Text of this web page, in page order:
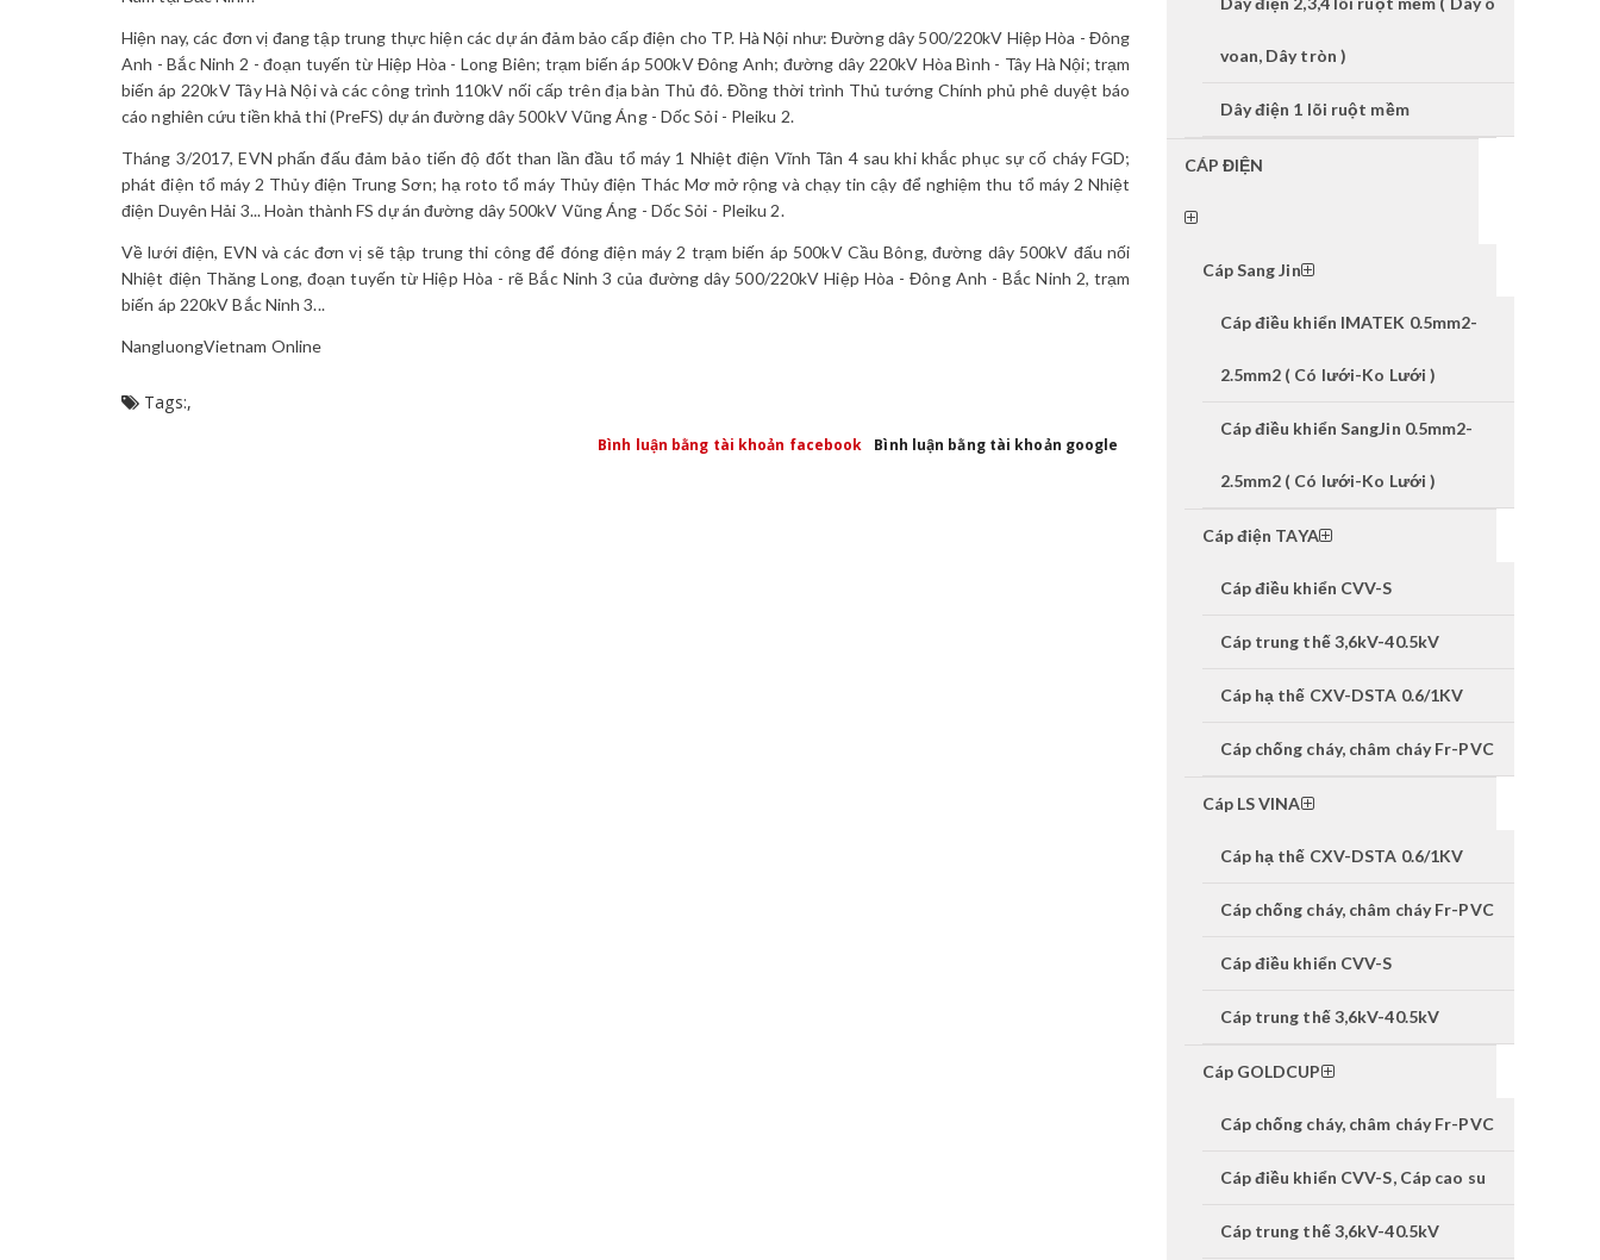
Hiện nay, các đơn vị đang tập trung thực hiện các dự án đảm bảo cấp điện cho TP. Hà Nội như: Đường dây 500/220kV Hiệp Hòa - Đông
Anh - Bắc Ninh 2 - đoạn tuyến từ Hiệp Hòa - Long Biên; trạm biến áp 500kV Đông Anh; đường dây 220kV Hòa Bình - Tây Hà Nội; trạm
biến áp 220kV Tây Hà Nội và các công trình 110kV nối cấp trên địa bàn Thủ đô. Đồng thời trình Thủ tướng Chính phủ phê duyệt báo
cáo nghiên cứu tiền khả thi (PreFS) dự án đường dây 500kV Vũng Áng - Dốc Sỏi - Pleiku 2.
Tháng 3/2017, EVN phấn đấu đảm bảo tiến độ đốt than lần đầu tổ máy 1 Nhiệt điện Vĩnh Tân 4 sau khi khắc phục sự cố cháy FGD;
phát điện tổ máy 2 Thủy điện Trung Sơn; hạ roto tổ máy Thủy điện Thác Mơ mở rộng và chạy tin cậy để nghiệm thu tổ máy 2 Nhiệt
điện Duyên Hải 3... Hoàn thành FS dự án đường dây 500kV Vũng Áng - Dốc Sỏi - Pleiku 2.
Về lưới điện, EVN và các đơn vị sẽ tập trung thi công để đóng điện máy 2 trạm biến áp 500kV Cầu Bông, đường dây 500kV đấu nối
Nhiệt điện Thăng Long, đoạn tuyến từ Hiệp Hòa - rẽ Bắc Ninh 3 của đường dây 500/220kV Hiệp Hòa - Đông Anh - Bắc Ninh 2, trạm
biến áp 220kV Bắc Ninh 3...
NangluongVietnam Online
Tags:,
Bình luận bằng tài khoản facebook Bình luận bằng tài khoản google
voan, Dây tròn )
Dây điện 1 lõi ruột mềm
CÁP ĐIỆN
Cáp Sang Jin
Cáp điều khiển IMATEK 0.5mm2-
2.5mm2 ( Có lưới-Ko Lưới )
Cáp điều khiển SangJin 0.5mm2-
2.5mm2 ( Có lưới-Ko Lưới )
Cáp điện TAYA
Cáp điều khiển CVV-S
Cáp trung thế 3,6kV-40.5kV
Cáp hạ thế CXV-DSTA 0.6/1KV
Cáp chống cháy, châm cháy Fr-PVC
Cáp LS VINA
Cáp hạ thế CXV-DSTA 0.6/1KV
Cáp chống cháy, châm cháy Fr-PVC
Cáp điều khiển CVV-S
Cáp trung thế 3,6kV-40.5kV
Cáp GOLDCUP
Cáp chống cháy, châm cháy Fr-PVC
Cáp điều khiển CVV-S, Cáp cao su
Cáp trung thế 3,6kV-40.5kV